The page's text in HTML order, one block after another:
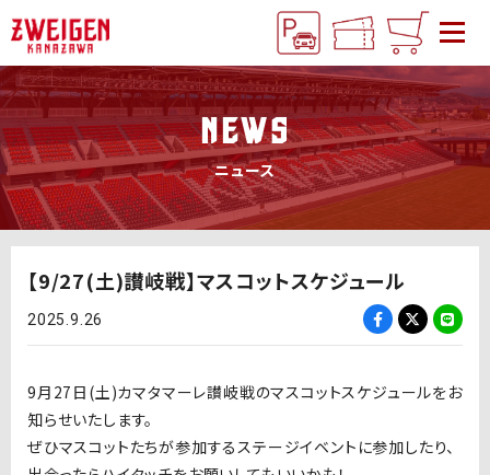
NEWS
ニュース
【9/27(土)讃岐戦】マスコットスケジュール
2025.9.26
9月27日(土)カマタマーレ讃岐戦のマスコットスケジュールをお
知らせいたします。
ぜひマスコットたちが参加するステージイベントに参加したり、